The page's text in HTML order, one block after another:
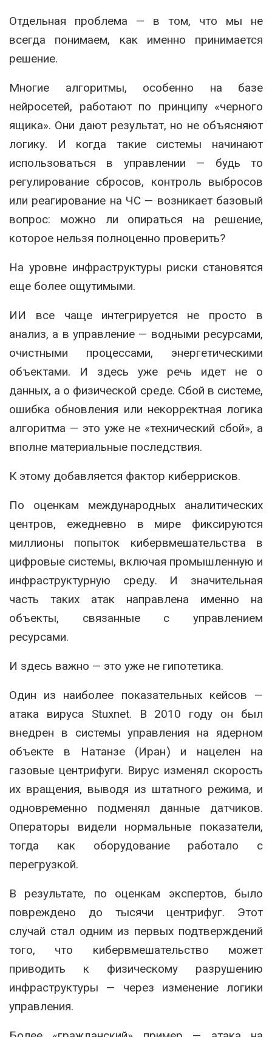
Отдельная проблема — в том, что мы не
всегда понимаем, как именно принимается
решение.
Многие алгоритмы, особенно на базе
нейросетей, работают по принципу «черного
ящика». Они дают результат, но не объясняют
логику. И когда такие системы начинают
использоваться в управлении — будь то
регулирование сбросов, контроль выбросов
или реагирование на ЧС — возникает базовый
вопрос: можно ли опираться на решение,
которое нельзя полноценно проверить?
На уровне инфраструктуры риски становятся
еще более ощутимыми.
ИИ все чаще интегрируется не просто в
анализ, а в управление — водными ресурсами,
очистными процессами, энергетическими
объектами. И здесь уже речь идет не о
данных, а о физической среде. Сбой в системе,
ошибка обновления или некорректная логика
алгоритма — это уже не «технический сбой», а
вполне материальные последствия.
К этому добавляется фактор киберрисков.
По оценкам международных аналитических
центров, ежедневно в мире фиксируются
миллионы попыток кибервмешательства в
цифровые системы, включая промышленную и
инфраструктурную среду. И значительная
часть таких атак направлена именно на
объекты, связанные с управлением
ресурсами.
И здесь важно — это уже не гипотетика.
Один из наиболее показательных кейсов —
атака вируса Stuxnet. В 2010 году он был
внедрен в системы управления на ядерном
объекте в Натанзе (Иран) и нацелен на
газовые центрифуги. Вирус изменял скорость
их вращения, выводя из штатного режима, и
одновременно подменял данные датчиков.
Операторы видели нормальные показатели,
тогда как оборудование работало с
перегрузкой.
В результате, по оценкам экспертов, было
повреждено до тысячи центрифуг. Этот
случай стал одним из первых подтверждений
того, что кибервмешательство может
приводить к физическому разрушению
инфраструктуры — через изменение логики
управления.